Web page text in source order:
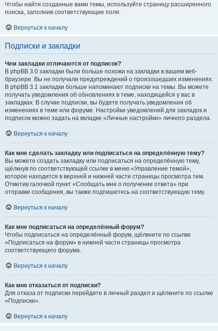
Чтобы найти созданные вами темы, используйте страницу расширенного
поиска, заполнив соответствующие поля.
Вернуться к началу
Подписки и закладки
Чем закладки отличаются от подписок?
В phpBB 3.0 закладки были больше похожи на закладки в вашем веб-
браузере. Вы не получали предупреждений о произошедших изменениях.
В phpBB 3.1 закладки больше напоминают подписки на темы. Вы можете
получать уведомления об обновлениях в теме, находящейся у вас в
закладках. В случае подписки, вы будете получать уведомления об
изменениях в теме или форуме. Настройки уведомлений для закладок и
подписок можно задать на вкладке «Личные настройки» личного раздела.
Вернуться к началу
Как мне сделать закладку или подписаться на определённую тему?
Вы можете создать закладку или подписаться на определённую тему,
щёлкнув по соответствующей ссылке в меню «Управление темой»,
которое находится в верхней и нижней части страницы просмотра тем.
Отметив галочкой пункт «Сообщать мне о получении ответа» при
отправке сообщения, вы также подпишетесь на соответствующую тему.
Вернуться к началу
Как мне подписаться на определённый форум?
Чтобы подписаться на определённый форум, щёлкните по ссылке
«Подписаться на форум» в нижней части страницы просмотра
соответствующего форума.
Вернуться к началу
Как мне отказаться от подписки?
Для отказа от подписки перейдите в личный раздел и щёлкните по ссылке
«Подписки».
Вернуться к началу